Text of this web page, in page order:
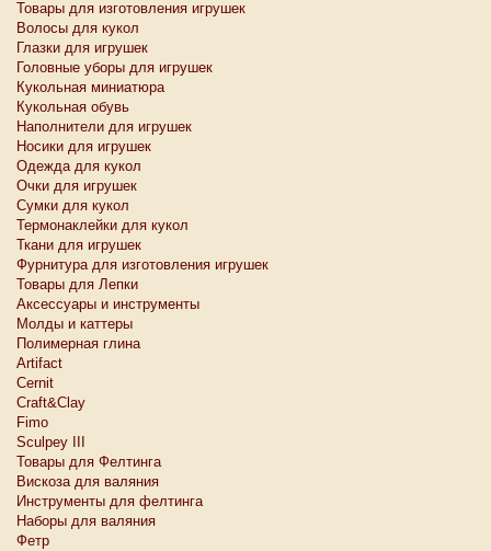
Товары для изготовления игрушек
Волосы для кукол
Глазки для игрушек
Головные уборы для игрушек
Кукольная миниатюра
Кукольная обувь
Наполнители для игрушек
Носики для игрушек
Одежда для кукол
Очки для игрушек
Сумки для кукол
Термонаклейки для кукол
Ткани для игрушек
Фурнитура для изготовления игрушек
Товары для Лепки
Аксессуары и инструменты
Молды и каттеры
Полимерная глина
Artifact
Cernit
Craft&Clay
Fimo
Sculpey III
Товары для Фелтинга
Вискоза для валяния
Инструменты для фелтинга
Наборы для валяния
Фетр